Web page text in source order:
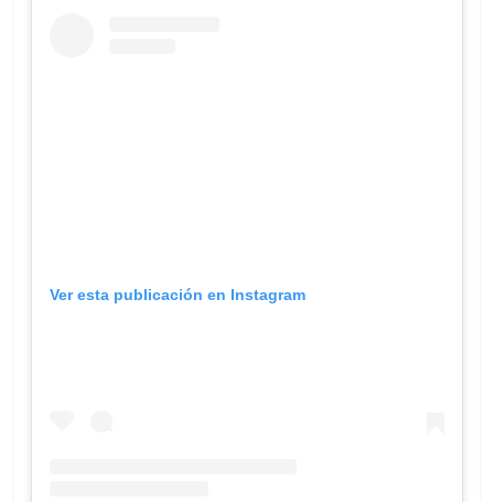
Ver esta publicación en Instagram